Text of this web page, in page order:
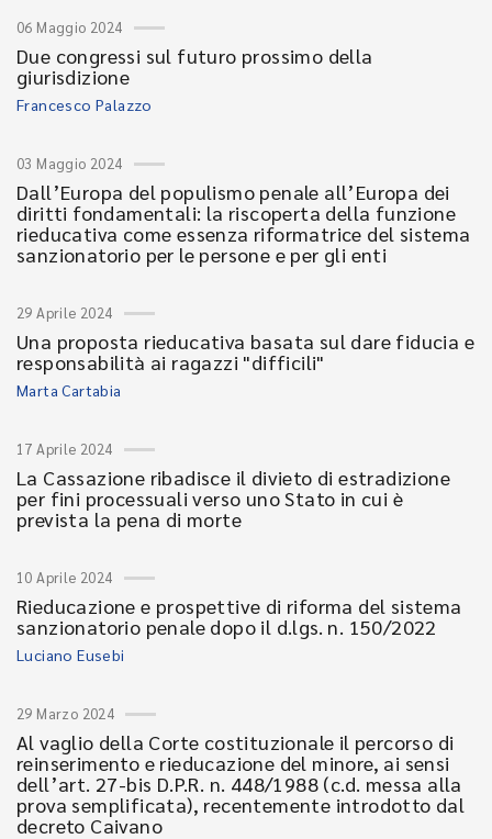
06 Maggio 2024
Due congressi sul futuro prossimo della
giurisdizione
Francesco Palazzo
03 Maggio 2024
Dall’Europa del populismo penale all’Europa dei
diritti fondamentali: la riscoperta della funzione
rieducativa come essenza riformatrice del sistema
sanzionatorio per le persone e per gli enti
29 Aprile 2024
Una proposta rieducativa basata sul dare fiducia e
responsabilità ai ragazzi "difficili"
Marta Cartabia
17 Aprile 2024
La Cassazione ribadisce il divieto di estradizione
per fini processuali verso uno Stato in cui è
prevista la pena di morte
10 Aprile 2024
Rieducazione e prospettive di riforma del sistema
sanzionatorio penale dopo il d.lgs. n. 150/2022
Luciano Eusebi
29 Marzo 2024
Al vaglio della Corte costituzionale il percorso di
reinserimento e rieducazione del minore, ai sensi
dell’art. 27-bis D.P.R. n. 448/1988 (c.d. messa alla
prova semplificata), recentemente introdotto dal
decreto Caivano